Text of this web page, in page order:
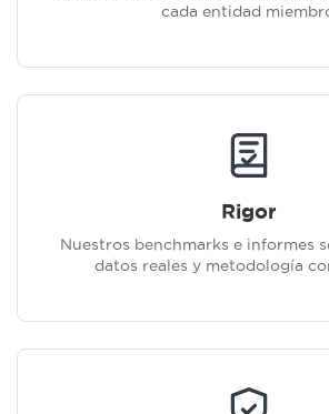
cada entidad
Rigor
Nuestros benchmarks e informes
datos reales y metodología